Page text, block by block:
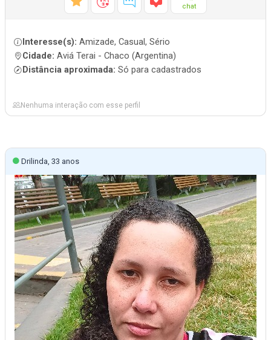
chat
Interesse(s): Amizade, Casual, Sério
Cidade: Aviá Terai - Chaco (Argentina)
Distância aproximada: Só para cadastrados
Nenhuma interação com esse perfil
Drilinda, 33 anos